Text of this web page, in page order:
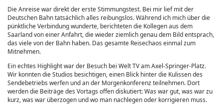
Die Anreise war direkt der erste Stimmungstest. Bei mir lief mit der
Deutschen Bahn tatsächlich alles reibungslos. Während ich mich über die
pünktliche Verbindung wunderte, berichteten die Kollegen aus dem
Saarland von einer Anfahrt, die wieder ziemlich genau dem Bild entsprach,
das viele von der Bahn haben. Das gesamte Reisechaos einmal zum
Mitnehmen.
Ein echtes Highlight war der Besuch bei Welt TV am Axel-Springer-Platz.
Wir konnten die Studios besichtigen, einen Blick hinter die Kulissen des
Sendebetriebs werfen und an der Morgenkonferenz teilnehmen. Dort
werden die Beiträge des Vortags offen diskutiert: Was war gut, was war zu
kurz, was war überzogen und wo man nachlegen oder korrigieren muss.